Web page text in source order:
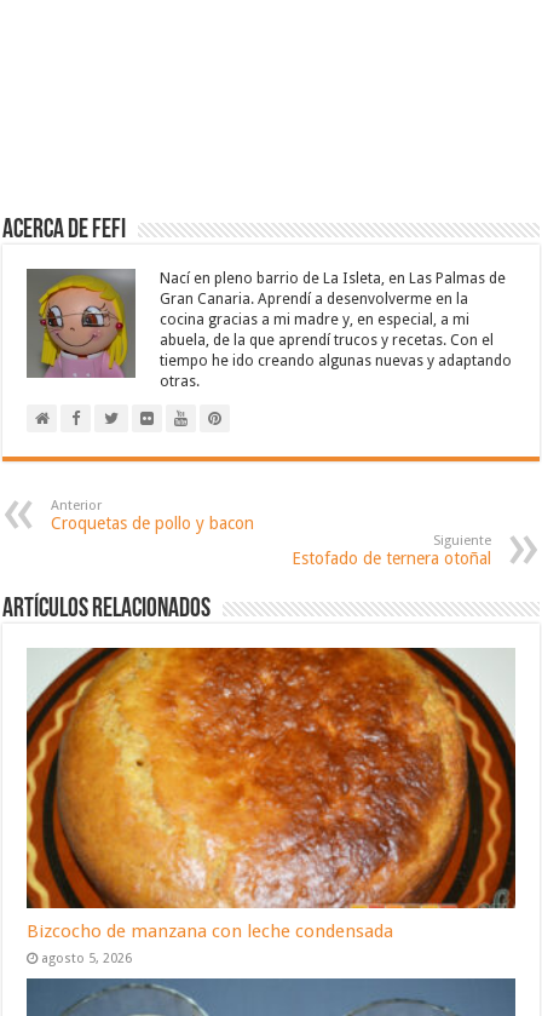
Acerca de Fefi
Nací en pleno barrio de La Isleta, en Las Palmas de
Gran Canaria. Aprendí a desenvolverme en la
cocina gracias a mi madre y, en especial, a mi
abuela, de la que aprendí trucos y recetas. Con el
tiempo he ido creando algunas nuevas y adaptando
otras.
Anterior
Croquetas de pollo y bacon
Siguiente
Estofado de ternera otoñal
Artículos relacionados
Bizcocho de manzana con leche condensada
agosto 5, 2026